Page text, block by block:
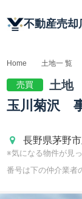
不動産売却
Translate
Home 土地一 覧
売買 土地
玉川菊沢
長野県茅野
※気になる物件が見
番号は下の仲介業者